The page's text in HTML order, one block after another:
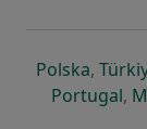
Polska,
Portugal,